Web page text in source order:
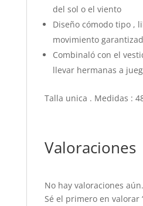
del sol o el viento
Diseño cómodo tipo ,
movimiento
Combinaló con el
llevar hermanas a
Talla unica . Medidas :
Valoraciones
No hay valoraciones aún.
Sé el primero en valorar